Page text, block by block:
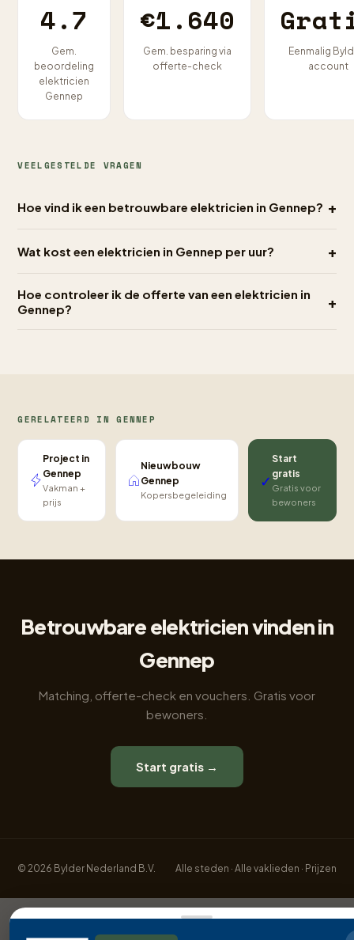
4.7
Gem.
beoordeling
elektricien
Gennep
€1.640
Gem. besparing via
offerte-check
Eenmalig
account
VEELGESTELDE VRAGEN
Hoe vind ik een betrouwbare elektricien in Gennep? +
Wat kost een elektricien in Gennep per uur? +
Hoe controleer ik de offerte van een elektricien in
Gennep?
+
GERELATEERD IN GENNEP
Project in
Gennep
Vakman +
prijs
Nieuwbouw
Gennep
Kopersbegeleiding
✓
Start
gratis
Gratis voor
bewoners
Betrouwbare elektricien vinden in
Gennep
Matching, offerte-check en vouchers. Gratis voor
bewoners.
Start gratis →
© 2026 Bylder Nederland B.V. Alle steden · Alle vaklieden · Prijzen